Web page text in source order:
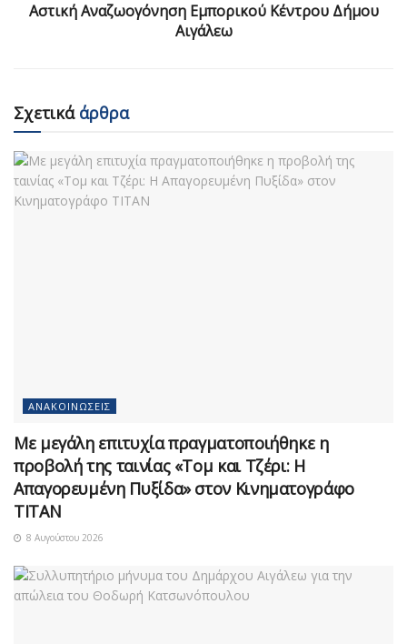
Αστική Αναζωογόνηση Εμπορικού Κέντρου Δήμου
Αιγάλεω
Σχετικάάρθρα
ΑΝΑΚΟΙΝΏΣΕΙΣ
Με μεγάλη επιτυχία πραγματοποιήθηκε η
προβολή της ταινίας «Τομ και Τζέρι: Η
Απαγορευμένη Πυξίδα» στον Κινηματογράφο
ΤΙΤΑΝ
8 Αυγούστου 2026